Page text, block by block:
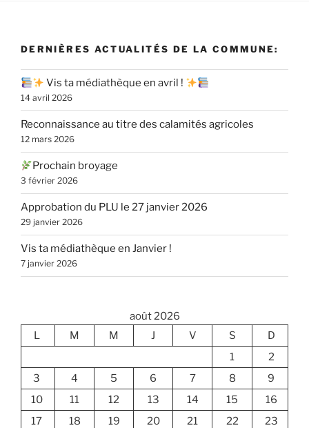
DERNIÈRES ACTUALITÉS DE LA COMMUNE:
Vis ta médiathèque en avril !
14 avril 2026
Reconnaissance au titre des calamités agricoles
12 mars 2026
Prochain broyage
3 février 2026
Approbation du PLU le 27 janvier 2026
29 janvier 2026
Vis ta médiathèque en Janvier !
7 janvier 2026
août 2026
L
M M J V S
D
1
2
3
4 5 6 7 8
9
10
11 12 13 14 15
16
17
18 19 20 21 22
23